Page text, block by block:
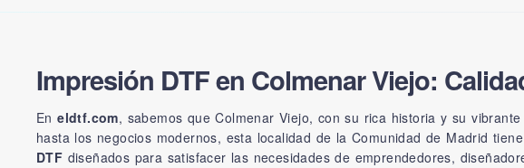
Impresión DTF en Colmenar Viejo:
Eneldtf.com, sabemos que Colmenar Viejo, con su rica historia y su
hasta los negocios modernos, esta localidad de la Comunidad de Madrid
DTF diseñados para satisfacer las necesidades de emprendedores,